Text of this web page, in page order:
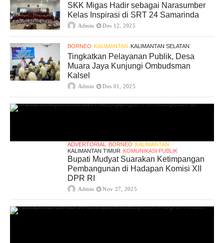
SKK Migas Hadir sebagai Narasumber
Kelas Inspirasi di SRT 24 Samarinda
Admin Des 12, 2025
BORNEO KALIMANTAN KALIMANTAN SELATAN
Tingkatkan Pelayanan Publik, Desa
Muara Jaya Kunjungi Ombudsman
Kalsel
Admin Des 01, 2025
ADVERTORIAL BORNEO KALIMANTAN
KALIMANTAN TIMUR KOMUNIKASI PUBLIK
Bupati Mudyat Suarakan Ketimpangan
Pembangunan di Hadapan Komisi XII
DPR RI
Admin Nov 27, 2025